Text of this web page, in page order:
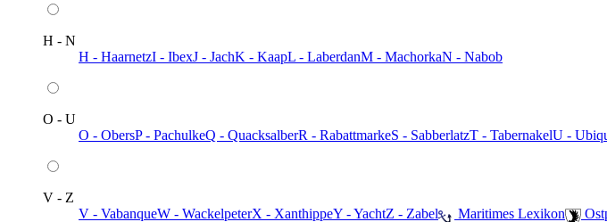
H - N
H - HaarnetzI - IbexJ - JachK - KaapL - LaberdanM - MachorkaN - Nabob
O - U
O - ObersP - PachulkeQ - QuacksalberR - RabattmarkeS - SabberlatzT - TabernakelU -
V - Z
V - VabanqueW - WackelpeterX - XanthippeY - YachtZ - Zabel ️ Maritimes Lexikon